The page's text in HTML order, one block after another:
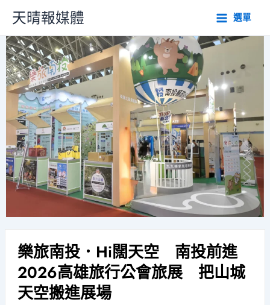
主
要
內
容
天晴報媒體 選單
樂旅南投．Hi闊天空 南投前進
2026高雄旅行公會旅展 把山城
天空搬進展場